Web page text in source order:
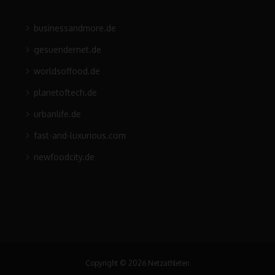
businessandmore.de
gesuendernet.de
worldsoffood.de
planetoftech.de
urbanlife.de
fast-and-luxurious.com
newfoodcity.de
Copyright © 2026 Netzathleten